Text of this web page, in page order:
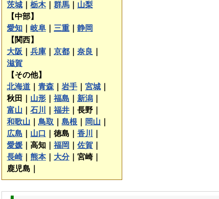
茨城
栃木｜ 群馬
山梨
【中部】
愛知
岐阜 三重
静岡
【関西】
大阪
兵庫 京都 奈良
滋賀
【その他】
北海道
青森 岩手 宮城
秋田｜ 山形 福島 新潟
富山
石川 福井
長野｜
和歌山
鳥取 島根 岡山
広島
山口 徳島｜ 香川
愛媛
高知｜ 福岡 佐賀
長崎｜ 熊本｜ 大分｜ 宮崎｜
鹿児島｜